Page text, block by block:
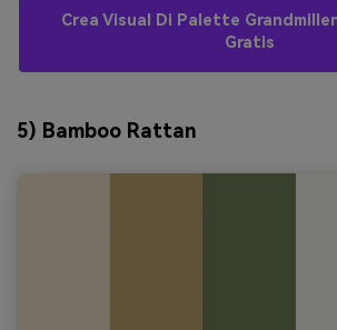
Crea Visual Di Palette
Gratis
5) Bamboo Rattan